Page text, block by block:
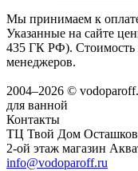
Мы принимаем к
Указанные на сайте
435 ГК РФ). Стоимость
менеджеров.
2004–2026 ©
для ванной
Контакты
ТЦ Твой Дом
2-ой этаж магазин
info@vodoparoff.ru